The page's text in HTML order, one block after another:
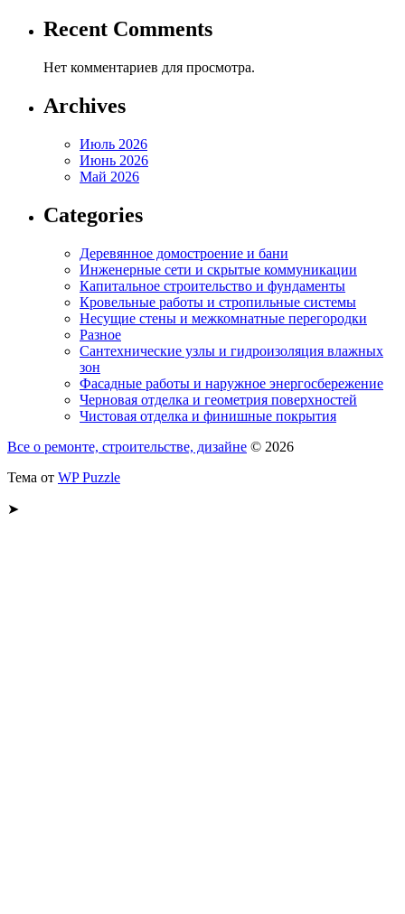
Recent Comments
Нет комментариев для просмотра.
Archives
Июль 2026
Июнь 2026
Май 2026
Categories
Деревянное домостроение и бани
Инженерные сети и скрытые коммуникации
Капитальное строительство и фундаменты
Кровельные работы и стропильные системы
Несущие стены и межкомнатные перегородки
Разное
Сантехнические узлы и гидроизоляция влажных
зон
Фасадные работы и наружное энергосбережение
Черновая отделка и геометрия поверхностей
Чистовая отделка и финишные покрытия
Все о ремонте, строительстве, дизайне © 2026
Тема от WP Puzzle
➤